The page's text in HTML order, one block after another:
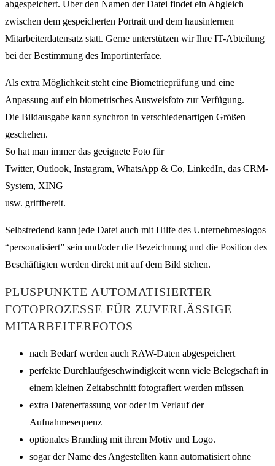
abgespeichert. Über den Namen der Datei findet ein Abgleich
zwischen dem gespeicherten Portrait und dem hausinternen
Mitarbeiterdatensatz statt. Gerne unterstützen wir Ihre IT-Abteilung
bei der Bestimmung des Importinterface.
Als extra Möglichkeit steht eine Biometrieprüfung und eine
Anpassung auf ein biometrisches Ausweisfoto zur Verfügung.
Die Bildausgabe kann synchron in verschiedenartigen Größen
geschehen.
So hat man immer das geeignete Foto für
Twitter, Outlook, Instagram, WhatsApp & Co, LinkedIn, das CRM-
System, XING
usw. griffbereit.
Selbstredend kann jede Datei auch mit Hilfe des Unternehmeslogos
“personalisiert” sein und/oder die Bezeichnung und die Position des
Beschäftigten werden direkt mit auf dem Bild stehen.
PLUSPUNKTE AUTOMATISIERTER
FOTOPROZESSE FÜR ZUVERLÄSSIGE
MITARBEITERFOTOS
nach Bedarf werden auch RAW-Daten abgespeichert
perfekte Durchlaufgeschwindigkeit wenn viele Belegschaft in
einem kleinen Zeitabschnitt fotografiert werden müssen
extra Datenerfassung vor oder im Verlauf der
Aufnahmesequenz
optionales Branding mit ihrem Motiv und Logo.
sogar der Name des Angestellten kann automatisiert ohne